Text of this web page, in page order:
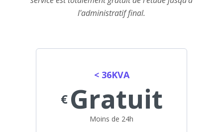
l'administratif final.
< 36KVA
€ Gratuit
Moins de 24h